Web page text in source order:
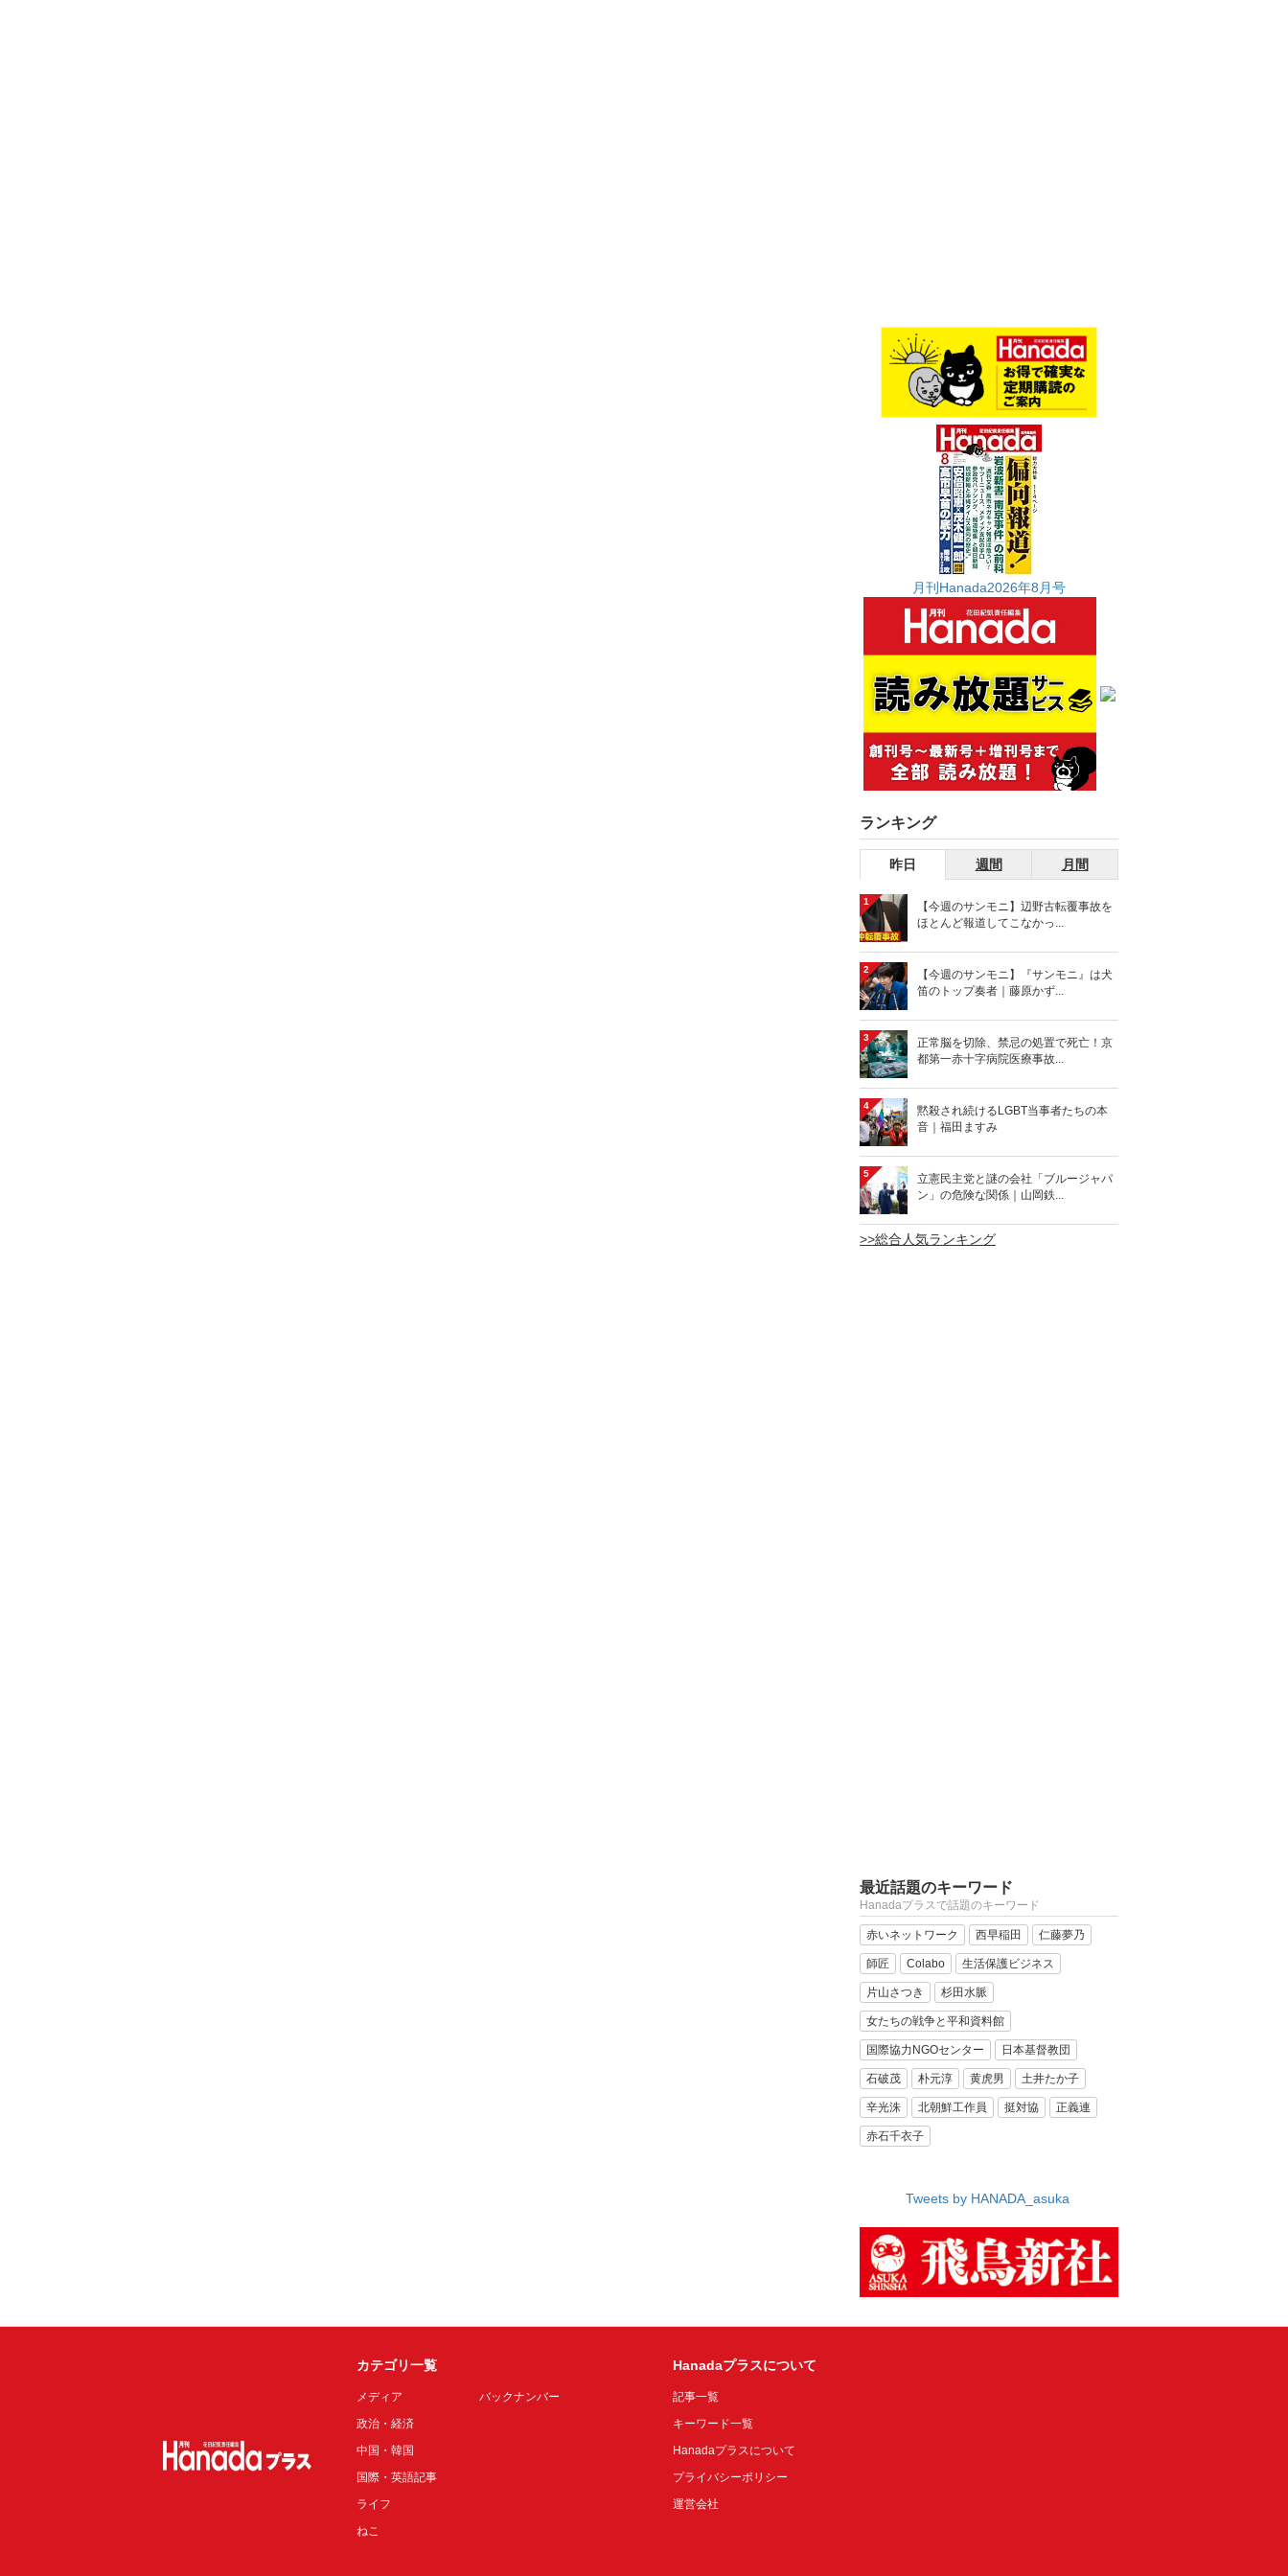
月刊Hanada2026年8月号
ランキング
昨日 週間 月間
1
【今週のサンモニ】辺野古転覆事故を
ほとんど報道してこなかっ...
2
【今週のサンモニ】『サンモニ』は犬
笛のトップ奏者｜藤原かず...
3
正常脳を切除、禁忌の処置で死亡！京
都第一赤十字病院医療事故...
4
黙殺され続けるLGBT当事者たちの本
音｜福田ますみ
5
立憲民主党と謎の会社「ブルージャパ
ン」の危険な関係｜山岡鉄...
>>総合人気ランキング
最近話題のキーワード
Hanadaプラスで話題のキーワード
赤いネットワーク 西早稲田 仁藤夢乃
師匠 Colabo 生活保護ビジネス
片山さつき 杉田水脈
女たちの戦争と平和資料館
国際協力NGOセンター 日本基督教団
石破茂 朴元淳 黄虎男 土井たか子
辛光洙 北朝鮮工作員 挺対協 正義連
赤石千衣子
Tweets by HANADA_asuka
カテゴリ一覧
メディア
政治・経済
中国・韓国
国際・英語記事
ライフ
ねこ
バックナンバー
Hanadaプラスについて
記事一覧
キーワード一覧
Hanadaプラスについて
プライバシーポリシー
運営会社